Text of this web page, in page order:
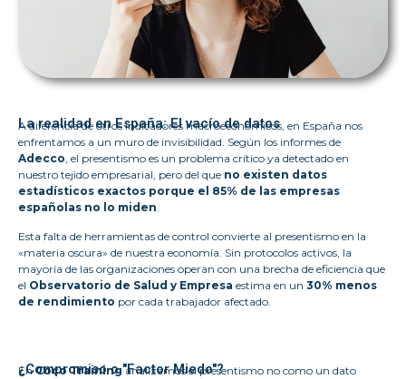
La realidad en España: El vacío de datos
A diferencia de otros indicadores macroeconómicos, en España nos
enfrentamos a un muro de invisibilidad. Según los informes de
Adecco , el presentismo es un problema crítico ya detectado en
nuestro tejido empresarial, pero del que no existen datos
estadísticos exactos porque el 85% de las empresas
españolas no lo miden
Esta falta de herramientas de control convierte al presentismo en la
«materia oscura» de nuestra economía. Sin protocolos activos, la
mayoría de las organizaciones operan con una brecha de eficiencia que
el Observatorio de Salud y Empresa estima en un 30% menos
de rendimiento por cada trabajador afectado.
¿Compromiso o "Factor Miedo"?
EnCoco Traininganalizamos el presentismo no como un dato